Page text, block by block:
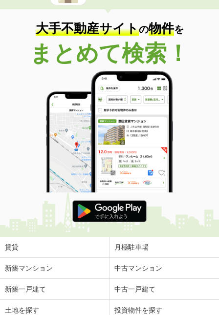
大手不動産サイトの物件を
まとめて検索！
賃貸 月極駐車場
新築マンション 中古マンション
新築一戸建て 中古一戸建て
土地を探す 投資物件を探す